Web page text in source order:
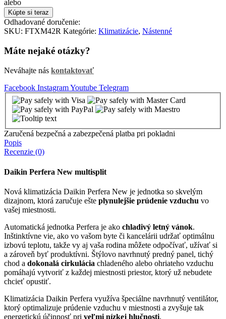
alebo
Kúpte si teraz
Odhadované doručenie:
SKU: FTXM42R Kategórie: Klimatizácie, Nástenné
Máte nejaké otázky?
Neváhajte nás kontaktovať
Facebook InstagramYoutube Telegram
Zaručená bezpečná a zabezpečená platba pri pokladni
Popis
Recenzie (0)
Daikin Perfera New multisplit
Nová klimatizácia Daikin Perfera New je jednotka so skvelým
dizajnom, ktorá zaručuje ešte plynulejšie prúdenie vzduchu vo
vašej miestnosti.
Automatická jednotka Perfera je ako chladivý letný vánok.
Inštinktívne vie, ako vo vašom byte či kancelárii udržať optimálnu
izbovú teplotu, takže vy aj vaša rodina môžete odpočívať, užívať si
a zároveň byť produktívni. Štýlovo navrhnutý predný panel, tichý
chod a dokonalá cirkulácia chladeného alebo ohriateho vzduchu
pomáhajú vytvoriť z každej miestnosti priestor, ktorý už nebudete
chcieť opustiť.
Klimatizácia Daikin Perfera využíva špeciálne navrhnutý ventilátor,
ktorý optimalizuje prúdenie vzduchu v miestnosti a zvyšuje tak
energetickú účinnosť pri veľmi nízkej hlučnosti.